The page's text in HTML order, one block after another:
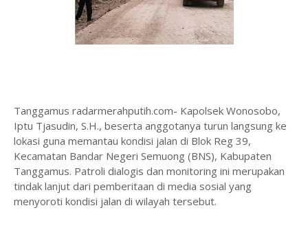
Tanggamus radarmerahputih.com- Kapolsek Wonosobo,
Iptu Tjasudin, S.H., beserta anggotanya turun langsung ke
lokasi guna memantau kondisi jalan di Blok Reg 39,
Kecamatan Bandar Negeri Semuong (BNS), Kabupaten
Tanggamus. Patroli dialogis dan monitoring ini merupakan
tindak lanjut dari pemberitaan di media sosial yang
menyoroti kondisi jalan di wilayah tersebut.